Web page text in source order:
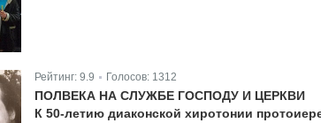
Рейтинг: 9.9 Голосов: 1312
ПОЛВЕКА НА СЛУЖБЕ ГОСПОДУ И ЦЕРКВИ
К 50-летию диаконской хиротонии